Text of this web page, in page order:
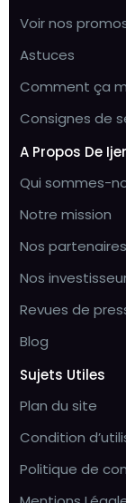
Voir nos
Astuces
Comment ça
Consignes de
A Propos De
Qui sommes-
Notre mission
Nos partenaires
Nos
Revues de
Blog
Sujets Utiles
Plan du site
Condition
Politique de